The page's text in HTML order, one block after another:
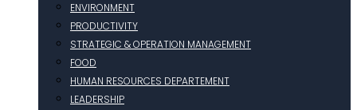
ENVIRONMENT
PRODUCTIVITY
STRATEGIC & OPERATION MANAGEMENT
FOOD
HUMAN RESOURCES DEPARTEMENT
LEADERSHIP